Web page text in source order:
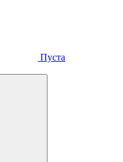
Пуста